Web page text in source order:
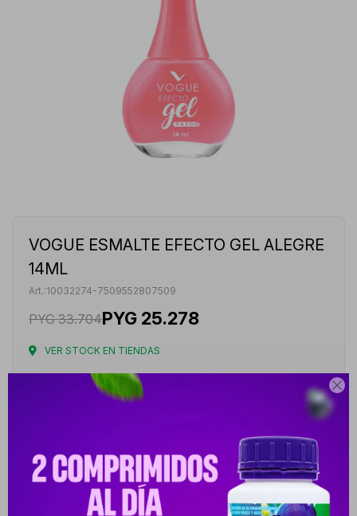

VOGUE ESMALTE EFECTO GEL ALEGRE
14ML
10032274-7509552807509
PYG 33.704PYG 25.278
VER STOCK EN TIENDAS
Medios de pago